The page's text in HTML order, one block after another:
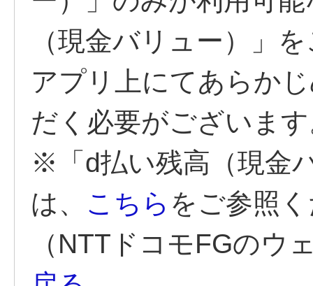
（現金バリュー）」
アプリ上にてあらか
だく必要がございま
※「d払い残高（現金
は、 こちら をご参照
（NTTドコモFGのウ